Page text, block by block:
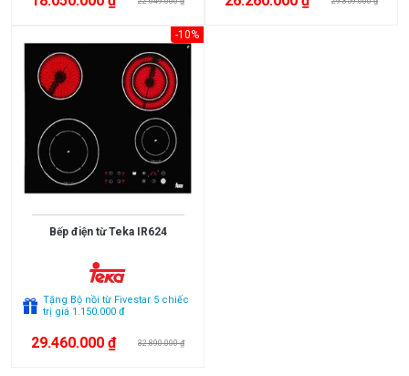
-10%
Bếp điện từ Teka IR624
Tặng Bộ nồi từ Fivestar 5 chiếc
trị giá 1.150.000 đ
29.460.000 ₫ 32.890.000 ₫